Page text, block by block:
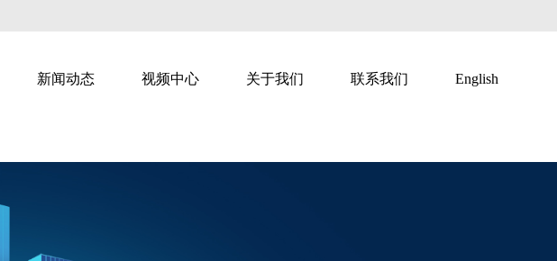
新闻动态 视频中心 关于我们 联系我们 English